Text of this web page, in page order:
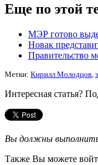
Еще по этой
МЭР готово
Новак
Правительство
Метки: Кирилл Молодцов
Интересная статья?
Вы должны
Также Вы можете